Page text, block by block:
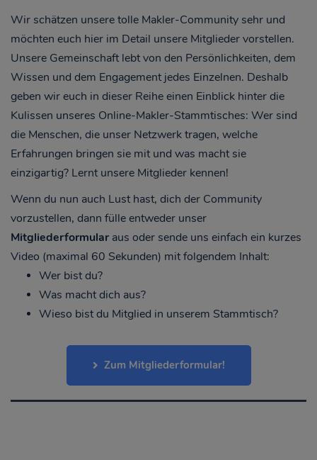
Wir schätzen unsere tolle Makler-Community sehr und
möchten euch hier im Detail unsere Mitglieder vorstellen.
Unsere Gemeinschaft lebt von den Persönlichkeiten, dem
Wissen und dem Engagement jedes Einzelnen. Deshalb
geben wir euch in dieser Reihe einen Einblick hinter die
Kulissen unseres Online-Makler-Stammtisches: Wer sind
die Menschen, die unser Netzwerk tragen, welche
Erfahrungen bringen sie mit und was macht sie
einzigartig? Lernt unsere Mitglieder kennen!
Wenn du nun auch Lust hast, dich der Community
vorzustellen, dann fülle entweder unser
Mitgliederformular aus oder sende uns einfach ein kurzes
Video (maximal 60 Sekunden) mit folgendem Inhalt:
Wer bist du?
Was macht dich aus?
Wieso bist du Mitglied in unserem Stammtisch?
Zum Mitgliederformular!